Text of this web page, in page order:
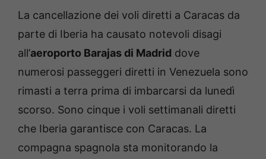
La cancellazione dei voli diretti a Caracas da
parte di Iberia ha causato notevoli disagi
all’aeroporto Barajas di Madrid dove
numerosi passeggeri diretti in Venezuela sono
rimasti a terra prima di imbarcarsi da lunedì
scorso. Sono cinque i voli settimanali diretti
che Iberia garantisce con Caracas. La
compagna spagnola sta monitorando la